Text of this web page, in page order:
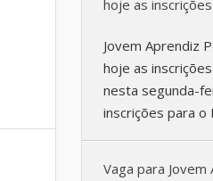
hoje as inscrições
Jovem Aprendiz
hoje as
nesta segunda-
inscrições para o
Vaga para Jovem